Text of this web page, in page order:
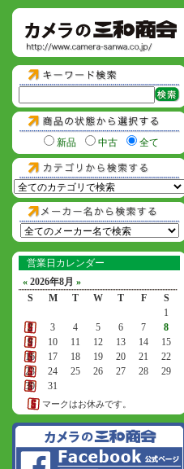
新品 中古 全て
営業日カレンダー
« 2026年8月 »
S
M T W T F
S
1
2
3 4 5 6 7
8
9
10 11 12 13 14
15
16
17 18 19 20 21
22
23
24 25 26 27 28
29
30
31
マークはお休みです。